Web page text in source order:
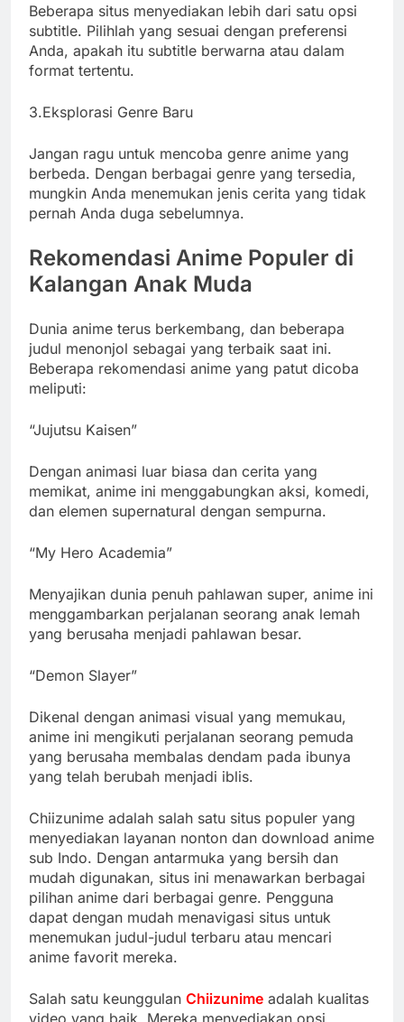
Beberapa situs menyediakan lebih dari satu opsi
subtitle. Pilihlah yang sesuai dengan preferensi
Anda, apakah itu subtitle berwarna atau dalam
format tertentu.
3.Eksplorasi Genre Baru
Jangan ragu untuk mencoba genre anime yang
berbeda. Dengan berbagai genre yang tersedia,
mungkin Anda menemukan jenis cerita yang tidak
pernah Anda duga sebelumnya.
Rekomendasi Anime Populer di
Kalangan Anak Muda
Dunia anime terus berkembang, dan beberapa
judul menonjol sebagai yang terbaik saat ini.
Beberapa rekomendasi anime yang patut dicoba
meliputi:
“Jujutsu Kaisen”
Dengan animasi luar biasa dan cerita yang
memikat, anime ini menggabungkan aksi, komedi,
dan elemen supernatural dengan sempurna.
“My Hero Academia”
Menyajikan dunia penuh pahlawan super, anime ini
menggambarkan perjalanan seorang anak lemah
yang berusaha menjadi pahlawan besar.
“Demon Slayer”
Dikenal dengan animasi visual yang memukau,
anime ini mengikuti perjalanan seorang pemuda
yang berusaha membalas dendam pada ibunya
yang telah berubah menjadi iblis.
Chiizunime adalah salah satu situs populer yang
menyediakan layanan nonton dan download anime
sub Indo. Dengan antarmuka yang bersih dan
mudah digunakan, situs ini menawarkan berbagai
pilihan anime dari berbagai genre. Pengguna
dapat dengan mudah menavigasi situs untuk
menemukan judul-judul terbaru atau mencari
anime favorit mereka.
Salah satu keunggulan Chiizunime adalah kualitas
video yang baik. Mereka menyediakan opsi